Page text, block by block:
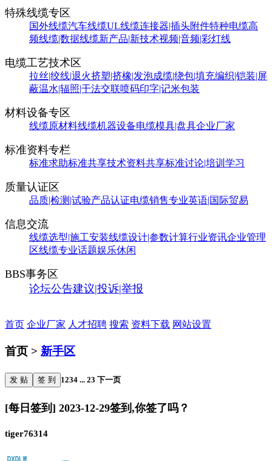
特殊线缆专区
国外线缆汽车线缆UL线缆连接器|插头附件特种电缆高
频线缆|数据线缆新产品|新技术视频|音频|彩灯线
电缆工艺技术区
拉丝|绞线|退火挤塑|挤橡|发泡成缆|绕包|填充编织|铠装|屏
蔽温水|辐照|干法交联喷码印字|记米包装
材料设备专区
线缆原材料线缆机器设备电缆模具|盘具企业厂家
标准资料专栏
标准求助标准共享技术资料共享标准讨论|培训学习
质量认证区
品质|检测|试验产品认证电缆销售专业英语|国际贸易
信息交流
线缆选型|施工安装线缆设计|参数计算行业资讯企业管理
区线缆专业话题娱乐休闲
BBS事务区
论坛公告建议|投诉|举报
首页 企业厂家 人才招聘 搜索 资料下载 网站设置
首页 > 新手区
发 贴 签 到 1234 ... 23 下一页
[每日签到] 2023-12-29签到,你签了吗？
tiger76314